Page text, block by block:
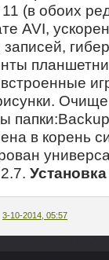
(в обоих
AVI,
записей,
в корень
3-10-2014, 05:57